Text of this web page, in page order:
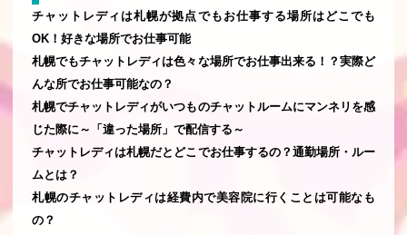
チャットレディは札幌が拠点でもお仕事する場所はどこでも
OK！好きな場所でお仕事可能
札幌でもチャットレディは色々な場所でお仕事出来る！？実際ど
んな所でお仕事可能なの？
札幌でチャットレディがいつものチャットルームにマンネリを感
じた際に～「違った場所」で配信する～
チャットレディは札幌だとどこでお仕事するの？通勤場所・ルー
ムとは？
札幌のチャットレディは経費内で美容院に行くことは可能なも
の？